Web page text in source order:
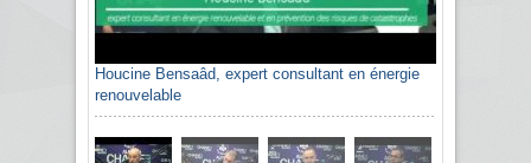
Houcine Bensaâd, expert consultant en énergie
renouvelable